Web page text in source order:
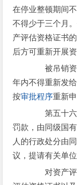
在停业整顿期间
不得少于三个月
产评估资格证书
后方可重新开展
被吊销资
年内不得重新发
按审批程序重新申
第五十六
罚款，由同级国
人的行政处分由
议，提请有关单
对资产评